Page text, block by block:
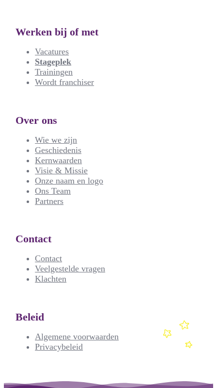
Werken bij of met
Vacatures
Stageplek
Trainingen
Wordt franchiser
Over ons
Wie we zijn
Geschiedenis
Kernwaarden
Visie & Missie
Onze naam en logo
Ons Team
Partners
Contact
Contact
Veelgestelde vragen
Klachten
Beleid
Algemene voorwaarden
Privacybeleid